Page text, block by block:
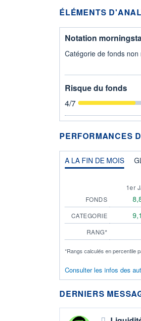
ÉLÉMENTS
Notation
Catégorie de fonds non
Risque du fonds
4/7
PERFORMANCES
A LA FIN DE MOIS
1er
FONDS
CATEGORIE
RANG*
*Rangs calculés en percentile
Consulter les infos des
DERNIERS